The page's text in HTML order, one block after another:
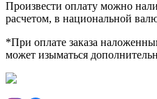
Произвести оплату можно
расчетом, в национальной
*При оплате заказа
может изыматься